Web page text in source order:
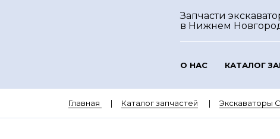
Запчасти
в Нижнем
О НАС КАТАЛОГ
Главная Каталог запчастей Экскаваторы